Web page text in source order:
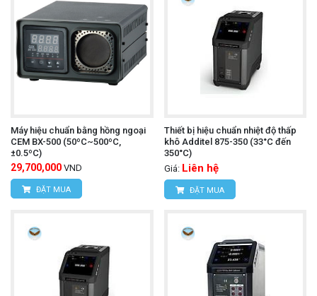
Máy hiệu chuẩn bằng hồng ngoại
CEM BX-500 (50ºC~500ºC,
±0.5ºC)
29,700,000 VND
ĐẶT MUA
Thiết bị hiệu chuẩn nhiệt độ thấp
khô Additel 875-350 (33°C đến
350°C)
Giá: Liên hệ
ĐẶT MUA